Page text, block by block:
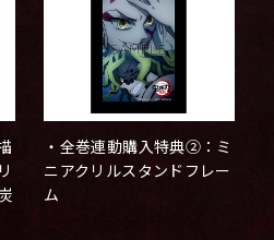
・全巻連動購入特典②：ミ
ニアクリルスタンドフレー
ム